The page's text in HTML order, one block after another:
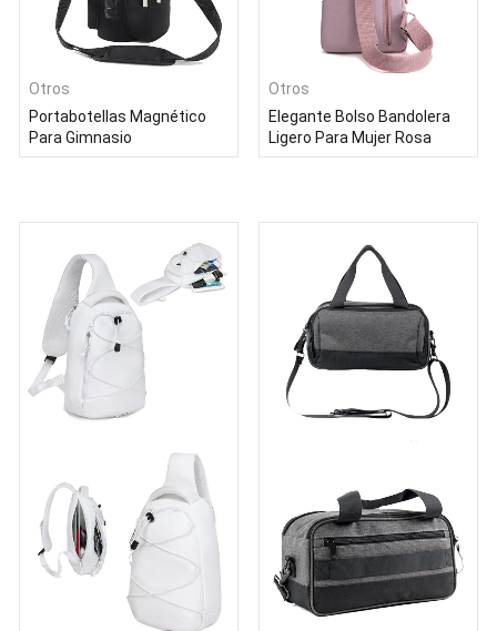
Otros
Portabotellas Magnético
Para Gimnasio
Otros
Elegante Bolso Bandolera
Ligero Para Mujer Rosa